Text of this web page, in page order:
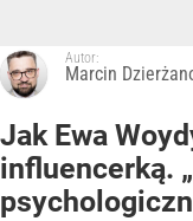
Autor:
Marcin
Jak Ewa
influencerką.